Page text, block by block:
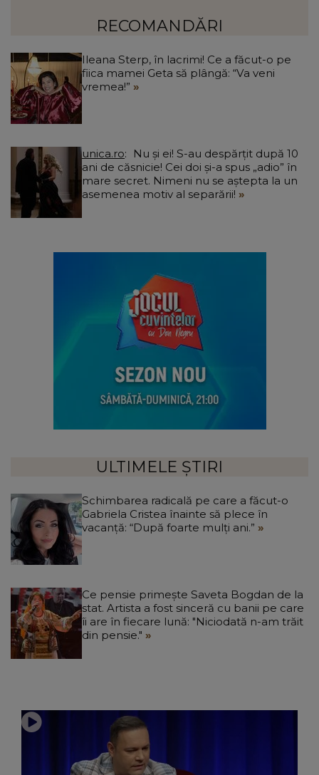
RECOMANDĂRI
Ileana Sterp, în lacrimi! Ce a făcut-o pe
fiica mamei Geta să plângă: “Va veni
vremea!”
unica.ro
ani de căsnicie! Cei doi și-a spus „adio” în
mare secret. Nimeni nu se aștepta la un
asemenea motiv al separării!
ULTIMELE ȘTIRI
Schimbarea radicală pe care a făcut-o
Gabriela Cristea înainte să plece în
vacanță: “După foarte mulți ani.”
Ce pensie primește Saveta Bogdan de la
stat. Artista a fost sinceră cu banii pe care
îi are în fiecare lună: "Niciodată n-am trăit
din pensie."